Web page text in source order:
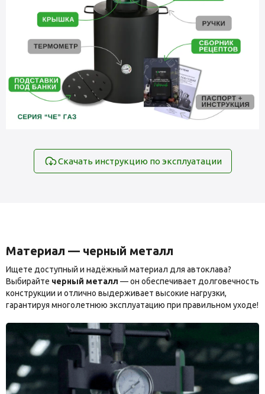
Скачать инструкцию по эксплуатации
Материал — черный металл
Ищете доступный и надёжный материал для автоклава?
Выбирайте черный металл — он обеспечивает долговечность
конструкции и отлично выдерживает высокие нагрузки,
гарантируя многолетнюю эксплуатацию при правильном уходе!